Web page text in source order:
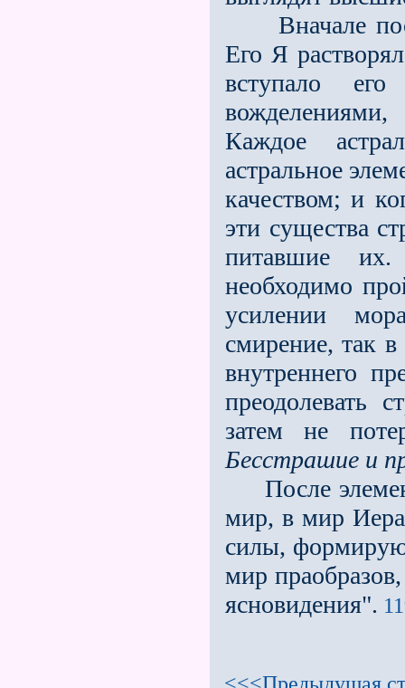
Вначале
Его Я
вступало
Каждое
астральное
качеством; и
эти существа
питавшие
необходимо
усилении
смирение, так
внутреннего
преодолевать
затем не
Бесстрашие и
После
мир, в мир
силы,
мир
ясновидения".
<<<Предыдущая